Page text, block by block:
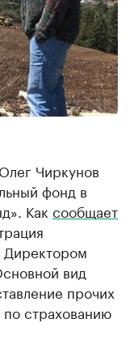
Чиркунов
фонд в
Как сообщает
Директором
вид
прочих
страхованию